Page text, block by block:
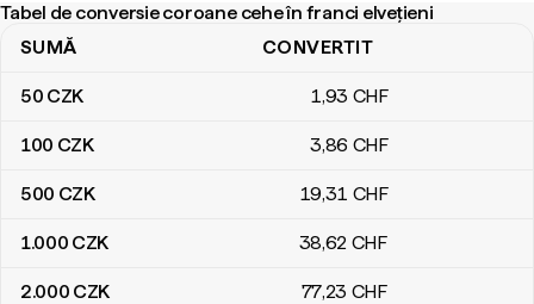
Tabel de conversie coroane cehe în franci elvețieni
Tabel de conversie coroane cehe în franci elvețieni
SUMĂ CONVERTIT
50 CZK 1,93 CHF
100 CZK 3,86 CHF
500 CZK 19,31 CHF
1.000 CZK 38,62 CHF
2.000 CZK 77,23 CHF